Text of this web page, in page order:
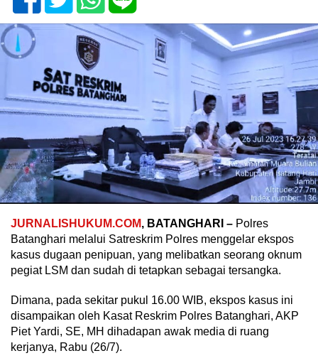
JURNALISHUKUM.COM, BATANGHARI – Polres
Batanghari melalui Satreskrim Polres menggelar ekspos
kasus dugaan penipuan, yang melibatkan seorang oknum
pegiat LSM dan sudah di tetapkan sebagai tersangka.
Dimana, pada sekitar pukul 16.00 WIB, ekspos kasus ini
disampaikan oleh Kasat Reskrim Polres Batanghari, AKP
Piet Yardi, SE, MH dihadapan awak media di ruang
kerjanya, Rabu (26/7).